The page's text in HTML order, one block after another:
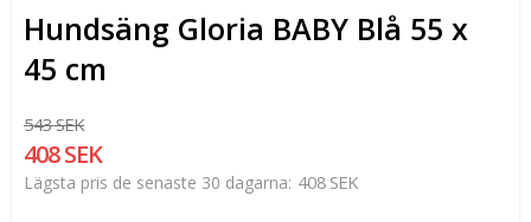
Hundsäng Gloria BABY Blå 55 x
45 cm
543 SEK
408 SEK
Lägsta pris de senaste 30 dagarna 408 SEK